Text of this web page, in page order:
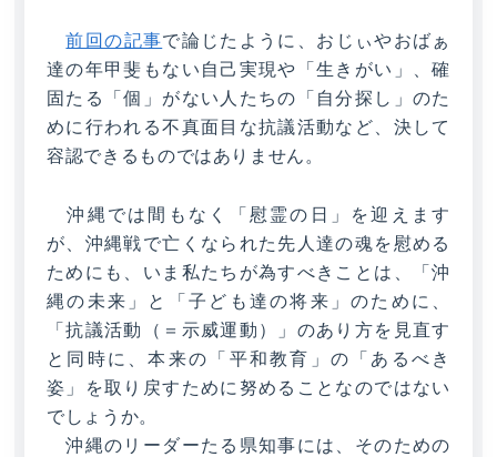
前回の記事で論じたように、おじぃやおばぁ
達の年甲斐もない自己実現や「生きがい」、確
固たる「個」がない人たちの「自分探し」のた
めに行われる不真面目な抗議活動など、決して
容認できるものではありません。
沖縄では間もなく「慰霊の日」を迎えます
が、沖縄戦で亡くなられた先人達の魂を慰める
ためにも、いま私たちが為すべきことは、「沖
縄の未来」と「子ども達の将来」のために、
「抗議活動（＝示威運動）」のあり方を見直す
と同時に、本来の「平和教育」の「あるべき
姿」を取り戻すために努めることなのではない
でしょうか。
沖縄のリーダーたる県知事には、そのための